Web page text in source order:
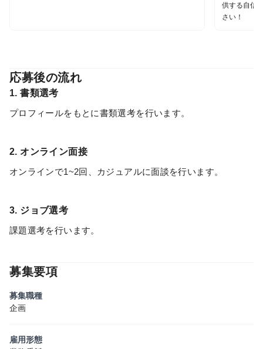
供する自信
さい！
応募後の流れ
1. 書類選考
プロフィールをもとに書類選考を行います。
2. オンライン面接
オンラインで1~2回、カジュアルに面談を行います。
3. ジョブ選考
課題選考を行います。
募集要項
募集職種
企画
雇用形態